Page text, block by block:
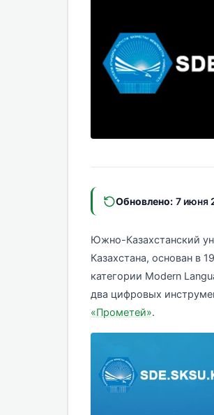
Обновлено: 7 июня
Южно-Казахстанский
Казахстана, основан в
категории Modern
два цифровых
«Прометей».